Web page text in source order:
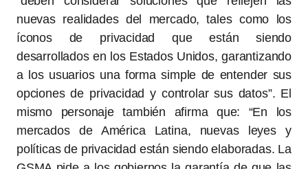
nuevas realidades del mercado, tales como los
íconos de privacidad que están siendo
desarrollados en los Estados Unidos, garantizando
a los usuarios una forma simple de entender sus
opciones de privacidad y controlar sus datos”. El
mismo personaje también afirma que: “En los
mercados de América Latina, nuevas leyes y
políticas de privacidad están siendo elaboradas. La